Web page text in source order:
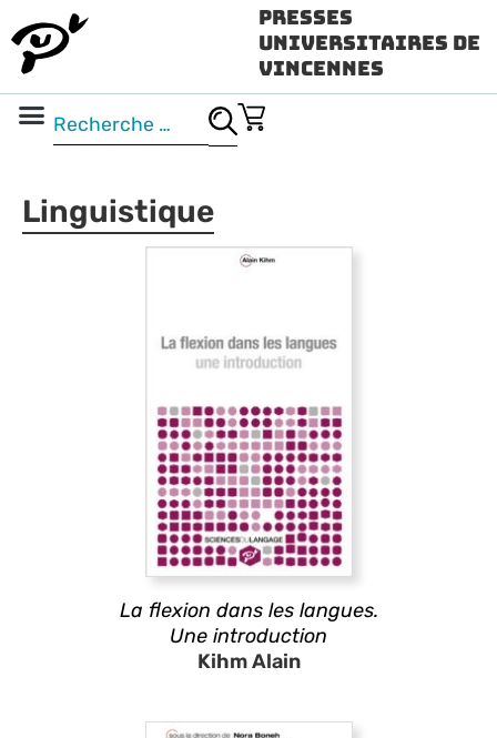
Presses
Universitaires de
Vincennes
Linguistique
La flexion dans les langues.
Une introduction
Kihm Alain